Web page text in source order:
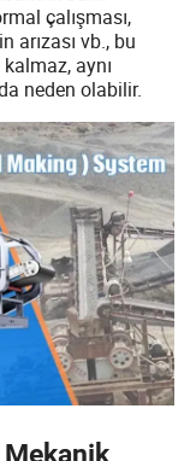
çalışması,
arızası vb., bu
aynı
neden olabilir.
Mekanik